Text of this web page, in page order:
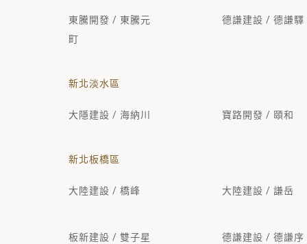
東騰開發 / 東騰元
町
德謙建設 / 德謙驛
新北淡水區
大隱建設 / 海納川 寶路開發 / 頤和
新北板橋區
大陸建設 / 橋峰 大陸建設 / 謙岳
板新建設 / 雙子星 德謙建設 / 德謙序